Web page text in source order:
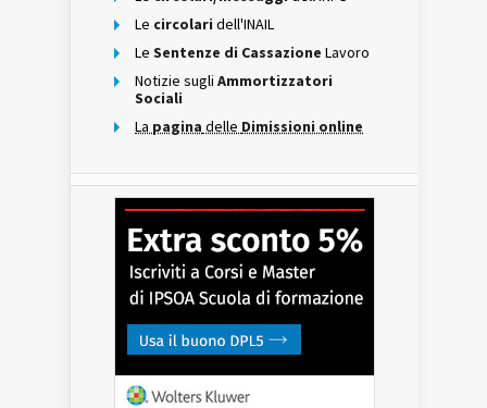
Le circolari dell'INAIL
Le Sentenze di Cassazione Lavoro
Notizie sugli Ammortizzatori
Sociali
La pagina delle Dimissioni online